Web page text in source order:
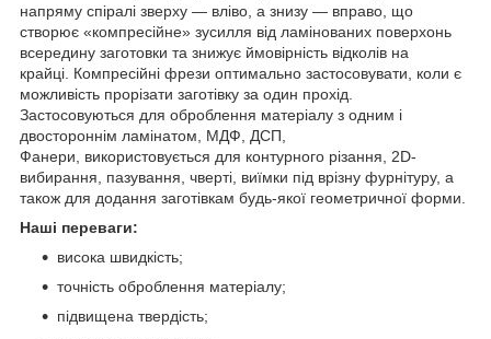
напряму спіралі зверху — вліво, а знизу — вправо, що
створює «компресійне» зусилля від ламінованих поверхонь
всередину заготовки та знижує ймовірність відколів на
крайці. Компресійні фрези оптимально застосовувати, коли є
можливість прорізати заготівку за один прохід.
Застосовуються для оброблення матеріалу з одним і
двостороннім ламінатом, МДФ, ДСП,
Фанери, використовується для контурного різання, 2D-
вибирання, пазування, чверті, виїмки під врізну фурнітуру, а
також для додання заготівкам будь-якої геометричної форми.
Наші переваги:
висока швидкість;
точність оброблення матеріалу;
підвищена твердість;